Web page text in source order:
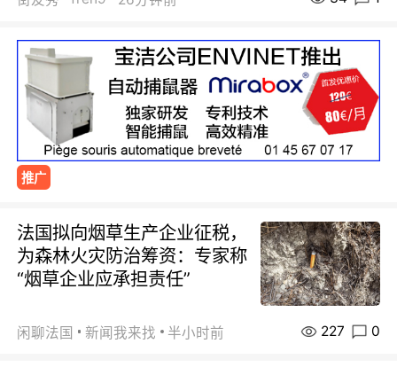
推广
法国拟向烟草生产企业征税，
为森林火灾防治筹资：专家称
“烟草企业应承担责任”
闲聊法国 新闻我来找 半小时前 227 0